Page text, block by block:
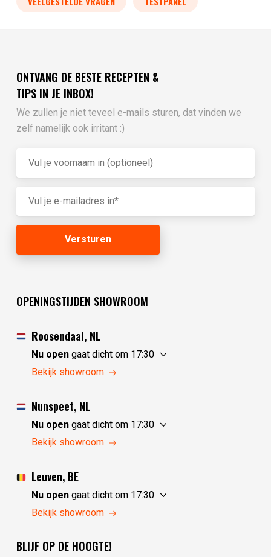
ONTVANG DE BESTE RECEPTEN &
TIPS IN JE INBOX!
We zullen je niet teveel e-mails sturen, dat vinden we
zelf namelijk ook irritant :)
OPENINGSTIJDEN SHOWROOM
Roosendaal, NL
Nu opengaat dicht om 17:30
zaterdag
zondag
10:00 - 17:30
maandag
dinsdag
woensdag
Bekijk showroom
Nunspeet, NL
Nu opengaat dicht om 17:30
zaterdag
zondag
gesloten
maandag
dinsdag
woensdag
Bekijk showroom
Leuven, BE
Nu opengaat dicht om 17:30
zaterdag
maandag
Bekijk showroom
BLIJF OP DE HOOGTE!